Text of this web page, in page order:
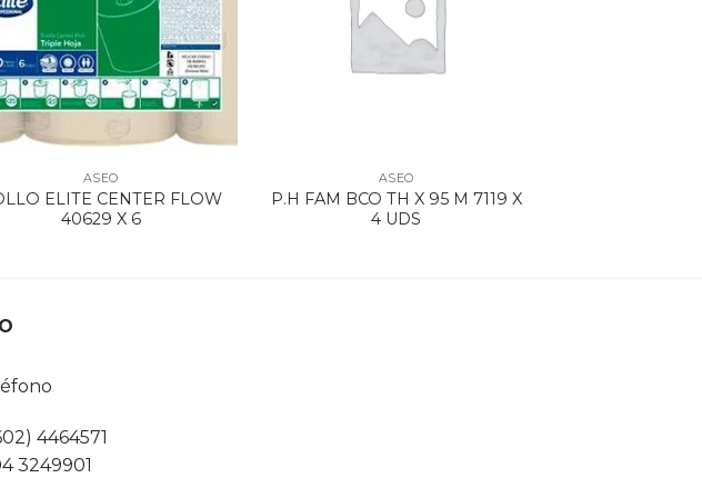
ASEO
ELITE CENTER FLOW
40629 X 6
ASEO
P.H FAM BCO TH X 95 M 7119 X
4 UDS
4464571
3249901